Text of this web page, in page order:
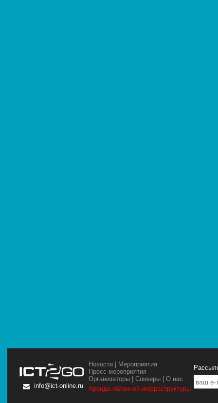
info@ict-online.ru
Новости
Мероприятия
Пресс-мероприятия
Организаторы |Спикеры |О нас
Аренда облачной инфраструктуры